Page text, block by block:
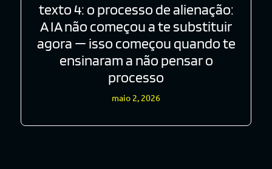
texto 4: o processo de alienação:
A IA não começou a te substituir
agora — isso começou quando te
ensinaram a não pensar o
processo
maio 2, 2026